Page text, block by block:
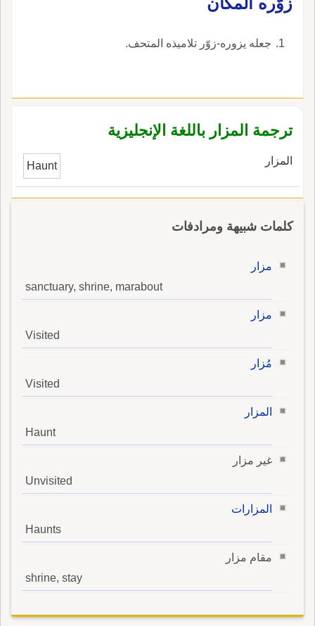
جعله يزوره-زوّر تلاميذه المتحف.
ترجمة المزار باللغة الإنجليزية
المزار Haunt
كلمات شبيهة ومرادفات
مزار
sanctuary, shrine, marabout
مزار
Visited
مُزار
Visited
المزار
Haunt
غير مزار
Unvisited
المزارات
Haunts
مقام مزار
shrine, stay